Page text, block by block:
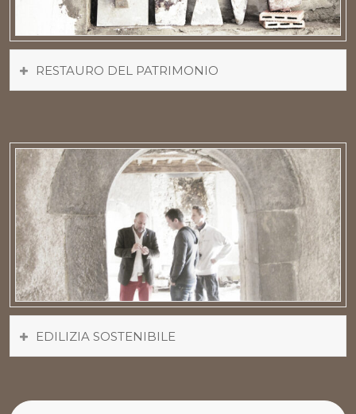
RESTAURO DEL PATRIMONIO
EDILIZIA SOSTENIBILE